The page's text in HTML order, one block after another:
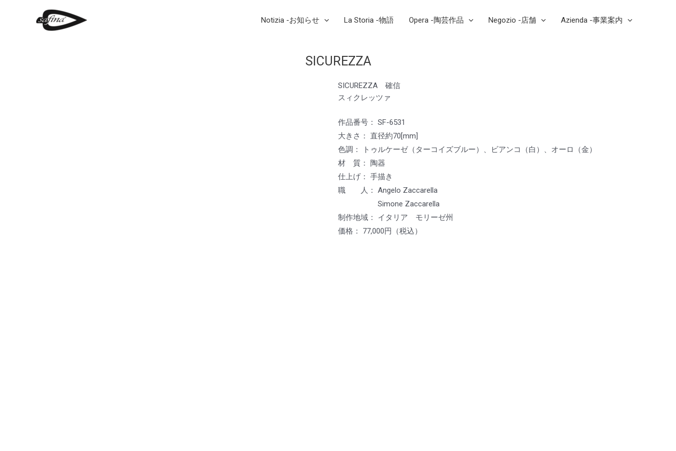
Notizia -お知らせ La Storia -物語 Opera -陶芸作品 Negozio -店舗 Azienda -事業案内
SICUREZZA
SICUREZZA 確信
スィクレッツァ
作品番号： SF-6531
大きさ： 直径約70[mm]
色調： トゥルケーゼ（ターコイズブルー）、ビアンコ（白）、オーロ（金）
材 質： 陶器
仕上げ： 手描き
職 人： Angelo Zaccarella
Simone Zaccarella
制作地域： イタリア モリーゼ州
価格： 77,000円（税込）